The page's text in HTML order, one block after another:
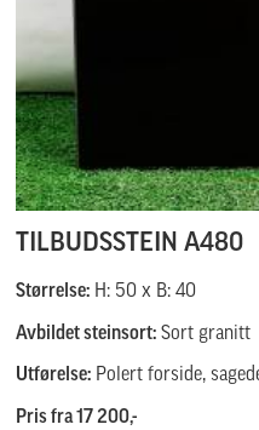
TILBUDSSTEIN A480
Størrelse: H: 50 x B: 40
Avbildet steinsort: Sort granitt
Utførelse: Polert forside,
Pris fra 17 200,-